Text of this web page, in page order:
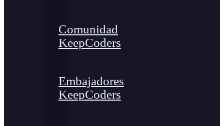
Comunidad
KeepCoders
Embajadores
KeepCoders